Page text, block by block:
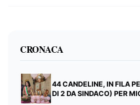
CRONACA
44 CANDELINE, IN FILA
DI 2 DA SINDACO) PER